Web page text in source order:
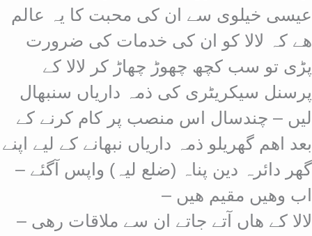
عیسی خیلوی سے ان کی محبت کا یہ عالم
ھے کہ لالا کو ان کی خدمات کی ضرورت
پڑی تو سب کچھ چھوڑ چھاڑ کر لالا کے
پرسنل سیکریٹری کی ذمہ داریاں سنبھال
لیں – چندسال اس منصب پر کام کرنے کے
بعد اھم گھریلو ذمہ داریاں نبھانے کے لیے اپنے
گھر دائرہ دین پناہ (ضلع لیہ) واپس آگئے –
اب وھیں مقیم ھیں –
لالا کے ھاں آتے جاتے ان سے ملاقات رھی –